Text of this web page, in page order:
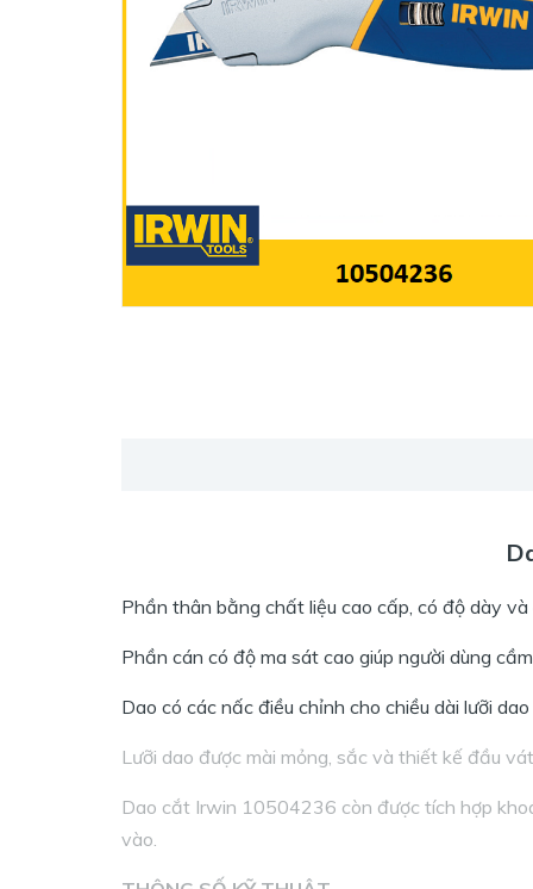
Phần thân bằng chất liệu cao cấp, có độ dày
Phần cán có độ ma sát cao giúp người dùng
Dao có các nấc điều chỉnh cho chiều dài lưỡi dao
Lưỡi dao được mài mỏng, sắc và thiết kế đầu
Dao cắt Irwin 10504236 còn được tích hợp
vào.